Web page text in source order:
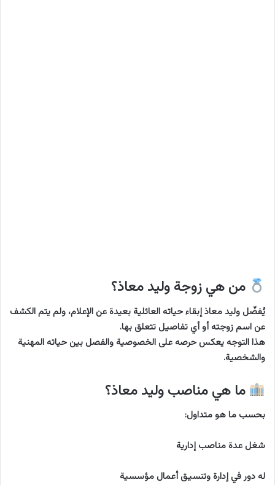
من هي زوجة وليد معاذ؟
يُفضّل وليد معاذ إبقاء حياته العائلية بعيدة عن الإعلام، ولم يتم الكشف
عن اسم زوجته أو أي تفاصيل تتعلق بها.
هذا التوجه يعكس حرصه على الخصوصية والفصل بين حياته المهنية
والشخصية.
ما هي مناصب وليد معاذ؟
بحسب ما هو متداول:
شغل عدة مناصب إدارية
له دور في إدارة وتنسيق أعمال مؤسسية